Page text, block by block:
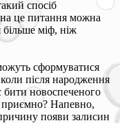
спосіб
це питання можна
більше міф, ніж
сформуватися
після народження
бити новоспеченого
приємно? Напевно,
появи залисин